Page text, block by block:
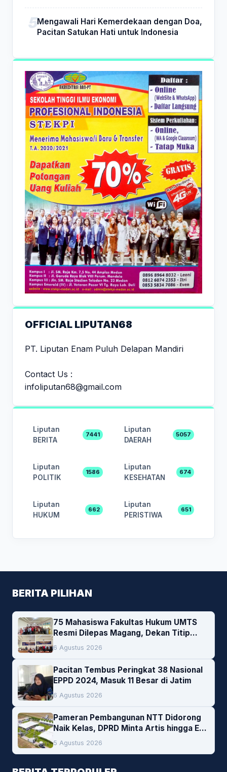
Mengawali Hari Kemerdekaan dengan Doa,
Pacitan Satukan Hati untuk Indonesia
OFFICIAL LIPUTAN68
PT. Liputan Enam Puluh Delapan Mandiri
Contact Us :
infoliputan68@gmail.com
Liputan
BERITA
7441
Liputan
DAERAH
5057
Liputan
POLITIK
1586
Liputan
KESEHATAN
674
Liputan
HUKUM
662
Liputan
PERISTIWA
651
BERITA PILIHAN
75 Mahasiswa Fakultas Hukum UMTS
Resmi Dilepas Magang, Dekan Titip
Empat Pesan Penting
6 Agustus 2026
Pacitan Tembus Peringkat 38 Nasional
EPPD 2024, Masuk 11 Besar di Jatim
6 Agustus 2026
Pameran Pembangunan NTT Didorong
Naik Kelas, DPRD Minta Artis hingga EO
Lokal Jadi Prioritas
5 Agustus 2026